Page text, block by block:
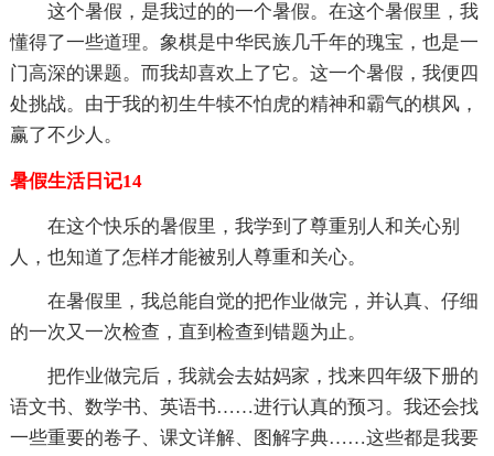
这个暑假，是我过的的一个暑假。在这个暑假里，我
懂得了一些道理。象棋是中华民族几千年的瑰宝，也是一
门高深的课题。而我却喜欢上了它。这一个暑假，我便四
处挑战。由于我的初生牛犊不怕虎的精神和霸气的棋风，
赢了不少人。
暑假生活日记14
在这个快乐的暑假里，我学到了尊重别人和关心别
人，也知道了怎样才能被别人尊重和关心。
在暑假里，我总能自觉的把作业做完，并认真、仔细
的一次又一次检查，直到检查到错题为止。
把作业做完后，我就会去姑妈家，找来四年级下册的
语文书、数学书、英语书……进行认真的预习。我还会找
一些重要的卷子、课文详解、图解字典……这些都是我要